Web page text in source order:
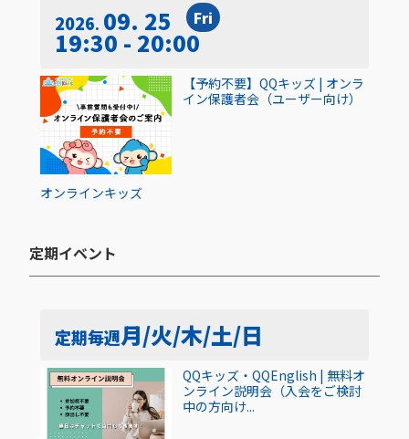
2026 09. 25 Fri
19:30 - 20:00
オンラインキッズ
【予約不要】QQキッズ | オンラ
イン保護者会（ユーザー向け）
定期イベント​
定期毎週月/火/木/土/日
QQキッズ・QQEnglish | 無料オ
ンライン説明会（入会をご検討
中の方向け...